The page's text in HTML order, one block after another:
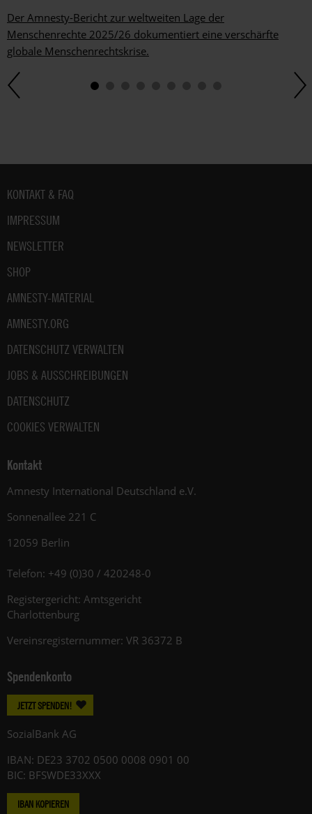
Der Amnesty-Bericht zur weltweiten Lage der
Menschenrechte 2025/26 dokumentiert eine verschärfte
globale Menschenrechtskrise.
Fußbereich
KONTAKT & FAQ
IMPRESSUM
NEWSLETTER
SHOP
AMNESTY-MATERIAL
AMNESTY.ORG
DATENSCHUTZ VERWALTEN
JOBS & AUSSCHREIBUNGEN
DATENSCHUTZ
COOKIES VERWALTEN
Kontakt
Amnesty International Deutschland e.V.
Sonnenallee 221 C
12059 Berlin
Telefon: +49 (0)30 / 420248-0
Registergericht: Amtsgericht
Charlottenburg
Vereinsregisternummer: VR 36372 B
Spendenkonto
JETZT SPENDEN!
SozialBank AG
IBAN: DE23 3702 0500 0008 0901 00
BIC: BFSWDE33XXX
IBAN KOPIEREN